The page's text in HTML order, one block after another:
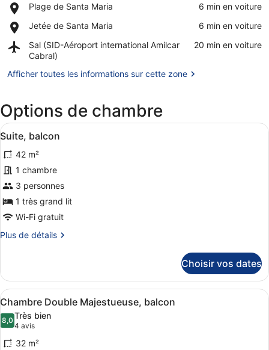
Maria
Square
Plage de Santa Maria
Place,
de
Maria
‪6 min en voiture‬
Jetée de Santa Maria
Place,
de
Santa
‪6 min en voiture‬
Sal (SID-Aéroport international Amilcar
Cabral)
Airport,
Sal
Aéroport
Cabral)
‪20 min en voiture‬
Afficher toutes les informations sur cette zone
Options de chambre
Afficher
toutes
les
photos
pour
ce
type
chambre :
Une chambre d’hôtel
4
Suite, balcon
42 m²
1 chambre
3 personnes
1 très grand lit
Wi-Fi gratuit
Plus de détails
Plus
le
type
de
chambre
Suite,
balcon
Choisir vos dates
Afficher
toutes
les
photos
Une chambre d’hôtel avec un lit,
4
Chambre Double Majestueuse, balcon
8,08,0 sur 10
Très bien
4 avis
(4 avis)
32 m²